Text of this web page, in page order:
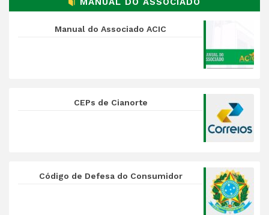
Manual do Associado ACIC
CEPs de Cianorte
Código de Defesa do Consumidor